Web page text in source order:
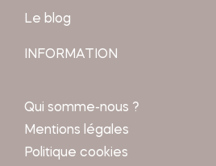
Le blog
INFORMATION
Qui somme-nous ?
Mentions légales
Politique cookies